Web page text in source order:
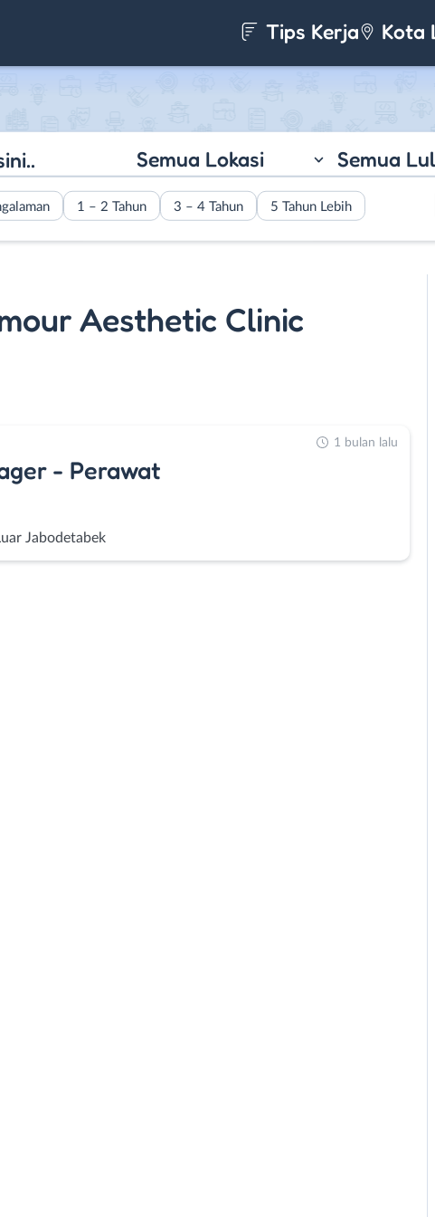
Tips Kerja Kota
Semua Lokasi Semua
1 – 2 Tahun 3 – 4 Tahun 5 Tahun Lebih
Aesthetic Clinic
- Perawat
Jabodetabek
1 bulan lalu